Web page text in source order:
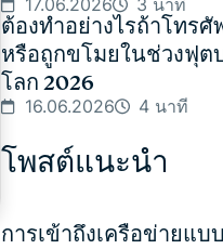
17.06.2026 3 นาที
ต้องทำอย่างไรถ้าโทรศั
หรือถูกขโมยในช่วงฟุต
โลก 2026
16.06.2026 4 นาที
โพสต์แนะนำ
การเข้าถึงเครือข่ายแบ